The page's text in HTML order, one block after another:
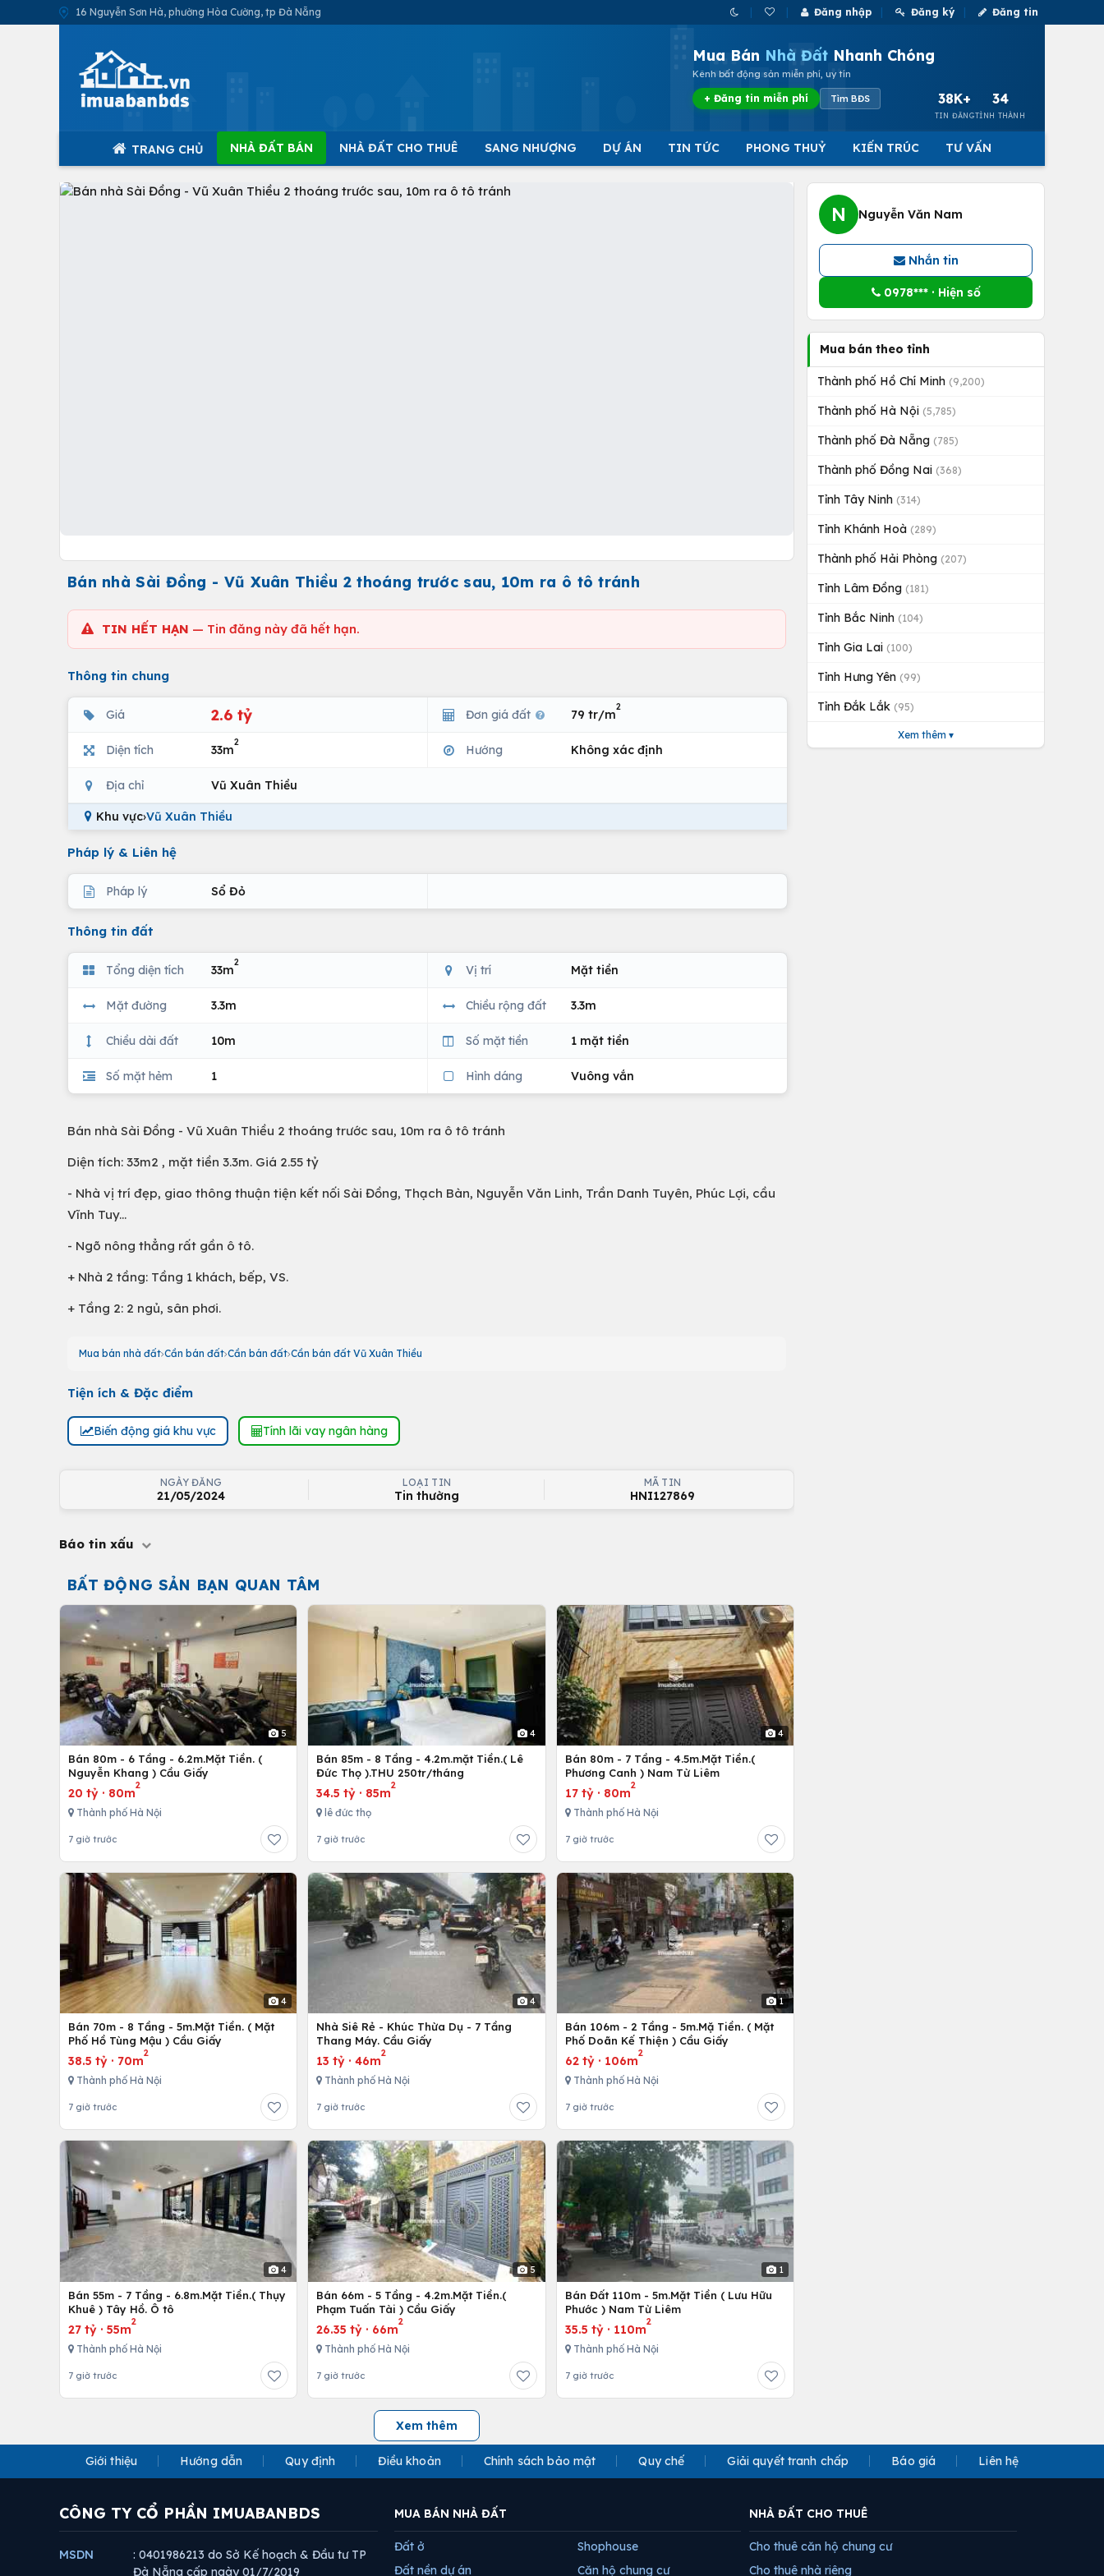
16 Nguyễn Sơn Hà, phường Hòa Cường, tp Đà Nẵng Đăng nhập Đăng ký Đăng tin
Mua Bán Nhà Đất Nhanh Chóng
Kênh bất động sản miễn phí, uy tín
+ Đăng tin miễn phí Tìm BĐS 38K+
TIN ĐĂNG
34
TỈNH THÀNH
TRANG CHỦ NHÀ ĐẤT BÁN NHÀ ĐẤT CHO THUÊ SANG NHƯỢNG DỰ ÁN TIN TỨC PHONG THUỶ KIẾN TRÚC TƯ VẤN
Bán nhà Sài Đồng - Vũ Xuân Thiều 2 thoáng trước sau, 10m ra ô tô tránh
TIN HẾT HẠN — Tin đăng này đã hết hạn.
Thông tin chung
Giá 2.6 tỷ Đơn giá đất 79 tr/m
2
Diện tích 33m
2
Hướng Không xác định
Địa chỉ Vũ Xuân Thiều
Khu vực›Vũ Xuân Thiều
Pháp lý & Liên hệ
Pháp lý Sổ Đỏ
Thông tin đất
Tổng diện tích 33m
2
Vị trí Mặt tiền
Mặt đường 3.3m Chiều rộng đất 3.3m
Chiều dài đất 10m Số mặt tiền 1 mặt tiền
Số mặt hẻm 1 Hình dáng Vuông vắn
Bán nhà Sài Đồng - Vũ Xuân Thiều 2 thoáng trước sau, 10m ra ô tô tránh
Diện tích: 33m2 , mặt tiền 3.3m. Giá 2.55 tỷ
- Nhà vị trí đẹp, giao thông thuận tiện kết nối Sài Đồng, Thạch Bàn, Nguyễn Văn Linh, Trần Danh Tuyên, Phúc Lợi, cầu
Vĩnh Tuy...
- Ngõ nông thẳng rất gần ô tô.
+ Nhà 2 tầng: Tầng 1 khách, bếp, VS.
+ Tầng 2: 2 ngủ, sân phơi.
Mua bán nhà đất Cần bán đất Cần bán đất Cần bán đất Vũ Xuân Thiều
Tiện ích & Đặc điểm
Biến động giá khu vực Tính lãi vay ngân hàng
NGÀY ĐĂNG
21/05/2024
LOẠI TIN
Tin thường
MÃ TIN
HNI127869
Báo tin xấu
BẤT ĐỘNG SẢN BẠN QUAN TÂM
5
Bán 80m - 6 Tầng - 6.2m.Mặt Tiền. (
Nguyễn Khang ) Cầu Giấy
20 tỷ · 80m
2
Thành phố Hà Nội
7 giờ trước
4
Bán 85m - 8 Tầng - 4.2m.mặt Tiền.( Lê
Đức Thọ ).THU 250tr/tháng
34.5 tỷ · 85m
2
lê đức thọ
7 giờ trước
4
Bán 80m - 7 Tầng - 4.5m.Mặt Tiền.(
Phương Canh ) Nam Từ Liêm
17 tỷ· 80m
2
Thành phố Hà Nội
7 giờ trước
4
Bán 70m - 8 Tầng - 5m.Mặt Tiền. ( Mặt
Phố Hồ Tùng Mậu ) Cầu Giấy
38.5 tỷ · 70m
2
Thành phố Hà Nội
7 giờ trước
4
Nhà Siê Rẻ - Khúc Thừa Dụ - 7 Tầng
Thang Máy. Cầu Giấy
13 tỷ ·46m
2
Thành phố Hà Nội
7 giờ trước
1
Bán 106m - 2 Tầng - 5m.Mặ Tiền. ( Mặt
Phố Doãn Kế Thiện ) Cầu Giấy
62 tỷ· 106m
2
Thành phố Hà Nội
7 giờ trước
4
Bán 55m - 7 Tầng - 6.8m.Mặt Tiền.( Thụy
Khuê ) Tây Hồ. Ô tô
27 tỷ · 55m
2
Thành phố Hà Nội
7 giờ trước
5
Bán 66m - 5 Tầng - 4.2m.Mặt Tiền.(
Phạm Tuấn Tài ) Cầu Giấy
26.35 tỷ · 66m
2
Thành phố Hà Nội
7 giờ trước
1
Bán Đất 110m - 5m.Mặt Tiền ( Lưu Hữu
Phước ) Nam Từ Liêm
35.5 tỷ· 110m
2
Thành phố Hà Nội
7 giờ trước
Xem thêm
N Nguyễn Văn Nam
Nhắn tin
0978*** · Hiện số
Mua bán theo tỉnh
Thành phố Hồ Chí Minh (9,200)
Thành phố Hà Nội (5,785)
Thành phố Đà Nẵng (785)
Thành phố Đồng Nai (368)
Tỉnh Tây Ninh (314)
Tỉnh Khánh Hoà (289)
Thành phố Hải Phòng (207)
Tỉnh Lâm Đồng (181)
Tỉnh Bắc Ninh (104)
Tỉnh Gia Lai (100)
Tỉnh Hưng Yên (99)
Tỉnh Đắk Lắk (95)
Xem thêm ▾
Giới thiệu Hướng dẫn Quy định Điều khoản Chính sách bảo mật Quy chế Giải quyết tranh chấp Báo giá Liên hệ
CÔNG TY CỔ PHẦN IMUABANBDS
MSDN
: 0401986213 do Sở Kế hoạch & Đầu tư TP
Đà Nẵng cấp ngày 01/7/2019
MUA BÁN NHÀ ĐẤT
Đất ở
Đất nền dự án
Shophouse
Căn hộ chung cư
NHÀ ĐẤT CHO THUÊ
Cho thuê căn hộ chung cư
Cho thuê nhà riêng